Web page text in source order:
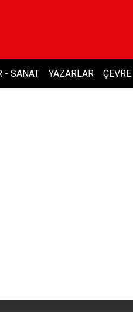
- SANAT YAZARLAR ÇEVRE